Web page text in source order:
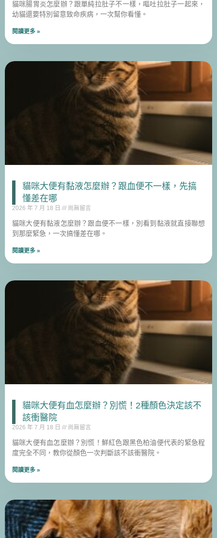
貓咪腸胃炎怎麼辦？跟單純拉肚子不一樣，嘔吐拉肚子一起來，
幼貓還要特別留意致命疾病，一次幫你看懂。
閱讀更多 »
貓咪大便有黏液怎麼辦？跟血便不一樣，先搞
懂差在哪
2026 年 7 月 18 日 尚無留言
貓咪大便有黏液怎麼辦？跟血便不一樣，別看到黏液就直接聯想
到那麼緊急，一次搞懂差在哪。
閱讀更多 »
貓咪大便有血怎麼辦？別慌！2種顏色決定該不
該衝醫院
2026 年 7 月 18 日 尚無留言
貓咪大便有血怎麼辦？別慌！鮮紅色跟黑色柏油便代表的緊急程
度完全不同，教你從顏色一次判斷該不該衝醫院。
閱讀更多 »